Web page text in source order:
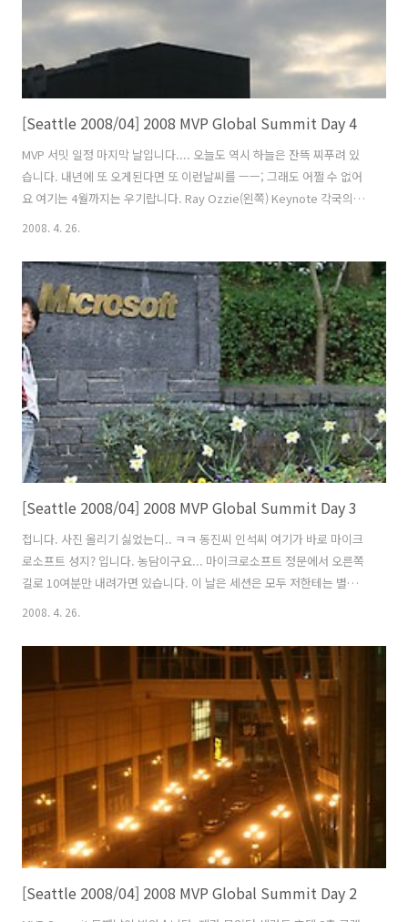
[Seattle 2008/04] 2008 MVP Global Summit Day 4
MVP 서밋 일정 마지막 날입니다.... 오늘도 역시 하늘은 잔뜩 찌푸려 있
습니다. 내년에 또 오게된다면 또 이런날씨를 ㅡㅡ; 그래도 어쩔 수 없어
요 여기는 4월까지는 우기랍니다. Ray Ozzie(왼쪽) Keynote 각국의
웠는지도 모르겠습니다. 캐나다 MVP 한 명이 스티브 발머에게 단복을 주
고 있습니다. 캐나다 만큼은 작년에 이어 올해도 국가이미지는 강하게 심
고 갔습니다. 아까 받은 캐나다 MVP 단복을 입었습니다. 공식적인 모든
Summit 일정이 끝났습니다. 저팔계? 누구세요? 행사는 끝났어도 이사
람들은 자리를 떠날지를 모르네요... ..
2008. 4. 26.
[Seattle 2008/04] 2008 MVP Global Summit Day 3
접니다. 사진 올리기 싫었는디.. ㅋㅋ 동진씨 인석씨 여기가 바로 마이크
로소프트 성지? 입니다. 농담이구요... 마이크로소프트 정문에서 오른쪽
길로 10여분만 내려가면 있습니다. 이 날은 세션은 모두 저한테는 별로
여서 마이크로소프트 캠퍼스를 사진도 찍고 하면서 돌아다녔습니다.
2008. 4. 26.
[Seattle 2008/04] 2008 MVP Global Summit Day 2